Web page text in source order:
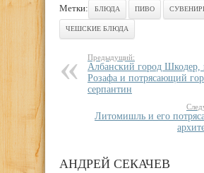
Метки: БЛЮДА ПИВО
ЧЕШСКИЕ БЛЮДА
Предыдущий:
Албанский город Шкодер,
Розафа и потрясающий
серпантин
Литомишль и его
АНДРЕЙ СЕКАЧЕВ